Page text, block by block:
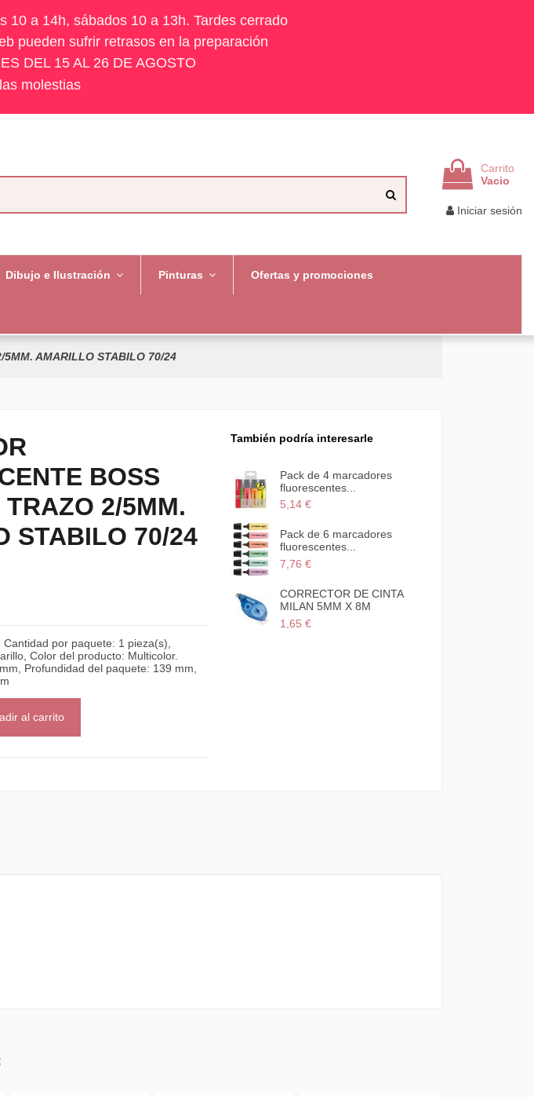
10 a 14h, sábados 10 a 13h. Tardes cerrado
pueden sufrir retrasos en la preparación
DEL 15 AL 26 DE AGOSTO
molestias
Carrito
Vacio
Iniciar sesión
Dibujo e Ilustración Pinturas Ofertas y promociones
5MM. AMARILLO STABILO 70/24
BOSS
2/5MM.
STABILO 70/24
Cantidad por paquete: 1 pieza(s),
Color del producto: Multicolor.
Profundidad del paquete: 139 mm,
al carrito
También podría interesarle
CORRECTOR LÍQUIDO
TIPP-EX BROCHA
1,95 €
Pack de 4 marcadores
fluorescentes...
5,14 €
Pack de 4 marcadores
fluorescentes...
Pack de 6 marcadores
fluorescentes...
7,76 €
CINTA CORRECTORA MINI
1,10 €
CORRECTOR DE CINTA
MILAN 5MM X 8M
1,65 €